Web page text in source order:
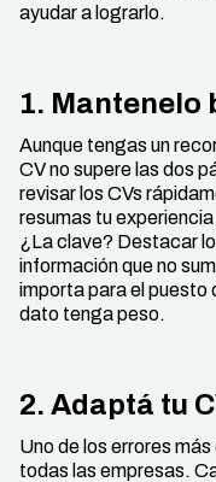
ayudar a lograrlo.
1. Mantenelo
Aunque tengas un
CV no supere las dos
revisar los CVs
resumas tu
¿La clave? Destacar
información que no
importa para el puesto
dato tenga peso.
2. Adaptá tu
Uno de los errores
todas las empresas.